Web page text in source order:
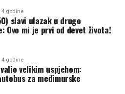
4 godine
slavi ulazak u drugo
Ovo mi je prvi od devet života!
4 godine
velikim uspjehom:
za međimurske